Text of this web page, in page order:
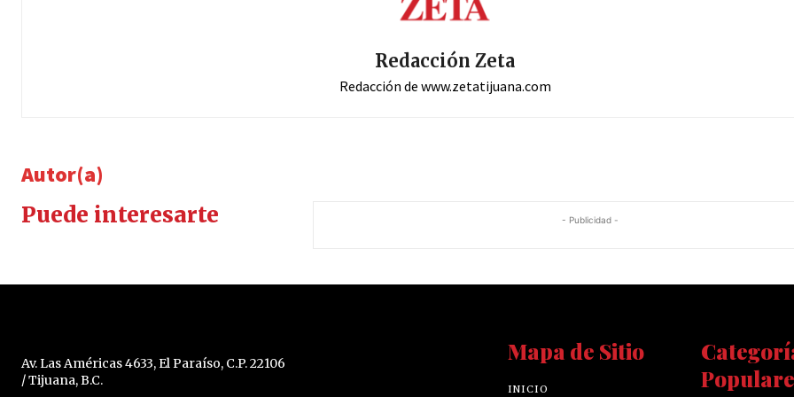
Redacción Zeta
Redacción de www.zetatijuana.com
Autor(a)
Puede interesarte
- Publicidad -
Av. Las Américas 4633, El Paraíso, C.P. 22106
/ Tijuana, B.C.
Mapa de Sitio
INICIO